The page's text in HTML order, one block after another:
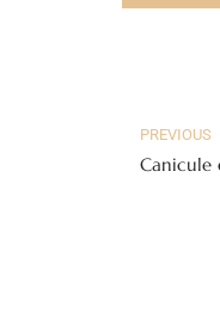
PREVIOUS
Canicule